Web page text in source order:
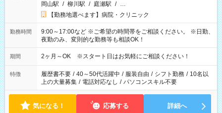
岡山駅 / 柳川駅 / 庭瀬駅 / …
【勤務地選べます】病院・クリニック
勤務時間
9:00～17:00など ※ご希望の時間帯をご相談ください。 ※日勤、
夜勤のみ、変則的な勤務等も相談OK！
期間 2ヶ月～OK ※スタート日はお気軽にご相談ください！
特徴 履歴書不要 / 40～50代活躍中 / 服装自由 / シフト勤務 / 10名以
上の大量募集 / 電話対応なし / パソコンスキル不要
気になる！ 応募する 詳細へ